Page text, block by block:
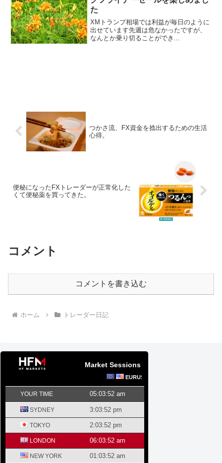
た
XMトランプ相場では利益が毎日のように
出せています先週は危なかったですが、
なんとか乗り切ることができ...
つかさ流、FX資金を捻出するための生活
心得。
便秘になったFXトレーダーが正常化した
くて便秘薬を買ってきた。
コメント
コメントを書き込む
ホーム トレーダー日記
Market Sessions